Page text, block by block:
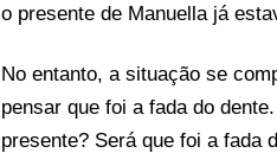
o presente de Manuella já
No entanto, a situação se
pensar que foi a fada do
presente? Será que foi a fada